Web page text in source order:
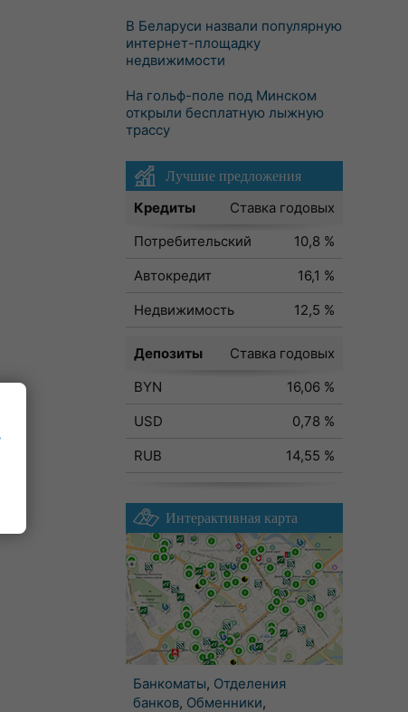
В Беларуси назвали популярную
интернет-площадку
недвижимости
На гольф-поле под Минском
открыли бесплатную лыжную
трассу
Лучшие предложения
Кредиты
Ставка годовых
Потребительский
10,8 %
Автокредит
16,1 %
Недвижимость
12,5 %
Депозиты
Ставка годовых
BYN
16,06 %
USD
0,78 %
RUB
14,55 %
Интерактивная карта
Банкоматы, Отделения
банков, Обменники,